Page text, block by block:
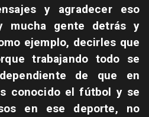
y agradecer eso
mucha gente detrás y
ejemplo, decirles que
trabajando todo se
de que en
conocido el fútbol y se
en ese deporte, no